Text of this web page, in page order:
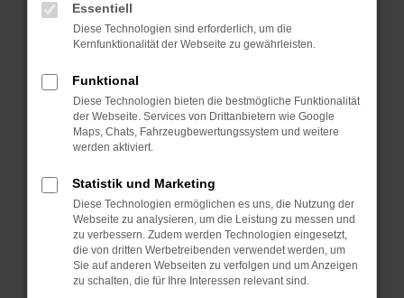
Manche Erweiterungen, wie Werbeblocker,
können das Laden bestimmter Seiten
verhindern. Funktioniert die Seite in einem
anderen Browser oder in einem privaten
Fenster?
Starte dein Gerät neu.
Das kann manchmal helfen,
Stelle sicher, dass dein Browser und dein
Betriebssystem auf dem neuesten Stand
sind.
Veraltete Software birgt nicht nur ein
Sicherheitsrisiko, sondern kann auch dazu
Essentiell
Diese Technologien sind erforderlich, um die
Kernfunktionalität der Webseite zu gewährleisten.
Funktional
Diese Technologien bieten die bestmögliche Funktionalität
der Webseite. Services von Drittanbietern wie Google
Maps, Chats, Fahrzeugbewertungssystem und weitere
werden aktiviert.
Statistik und Marketing
Diese Technologien ermöglichen es uns, die Nutzung der
Webseite zu analysieren, um die Leistung zu messen und
zu verbessern. Zudem werden Technologien eingesetzt,
die von dritten Werbetreibenden verwendet werden, um
Sie auf anderen Webseiten zu verfolgen und um Anzeigen
zu schalten, die für Ihre Interessen relevant sind.